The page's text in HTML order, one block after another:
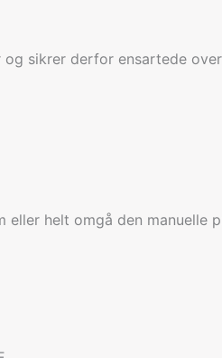
sikrer derfor ensartede
helt omgå den manuelle